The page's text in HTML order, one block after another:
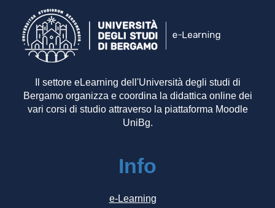
Il settore eLearning dell'Università degli studi di
Bergamo organizza e coordina la didattica online dei
vari corsi di studio attraverso la piattaforma Moodle
UniBg.
Info
e-Learning